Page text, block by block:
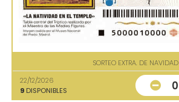
SORTEO EXTRA. DE NAVIDAD
22/12/2026
9 DISPONIBLES 0